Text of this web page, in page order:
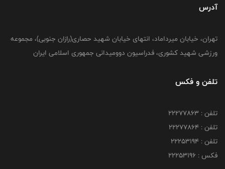
آدرس
تهران، خیابان میرداماد، انتهای خیابان شهید حصاری(رازان جنوبی)، مجموعه
ورزشی شهید کشوری، فدراسیون دوومیدانی جمهوری اسلامی ایران
تلفن و فکس
تلفن : 22277863
تلفن : 22277864
تلفن : 22253194
فکس : 22253196